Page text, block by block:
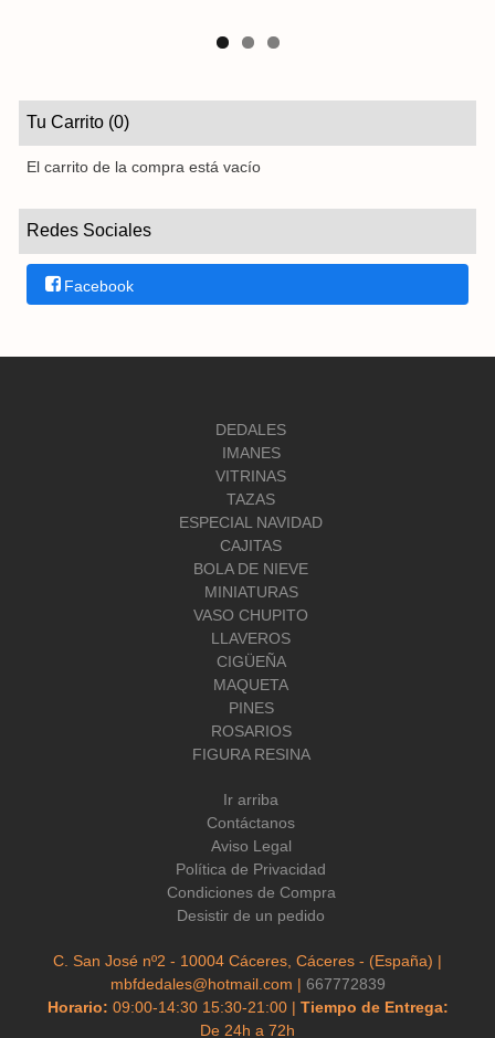
Tu Carrito (0)
El carrito de la compra está vacío
Redes Sociales
Facebook
DEDALES
IMANES
VITRINAS
TAZAS
ESPECIAL NAVIDAD
CAJITAS
BOLA DE NIEVE
MINIATURAS
VASO CHUPITO
LLAVEROS
CIGÜEÑA
MAQUETA
PINES
ROSARIOS
FIGURA RESINA
Ir arriba
Contáctanos
Aviso Legal
Política de Privacidad
Condiciones de Compra
Desistir de un pedido
C. San José nº2 - 10004 Cáceres, Cáceres - (España) |
mbfdedales@hotmail.com | 667772839
Horario: 09:00-14:30 15:30-21:00 | Tiempo de Entrega:
De 24h a 72h